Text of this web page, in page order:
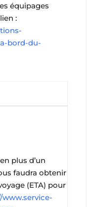
équipages
:
bord-du-
plus d’un
faudra obtenir
(ETA) pour